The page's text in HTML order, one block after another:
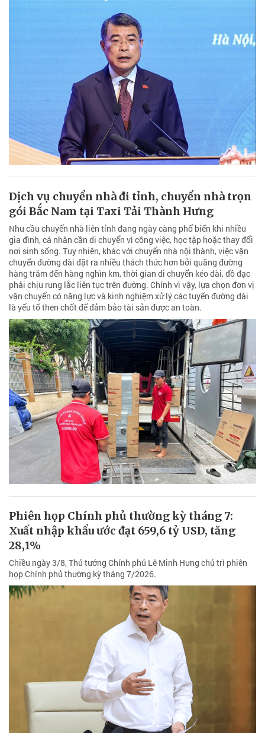
Dịch vụ chuyển nhà đi tỉnh, chuyển nhà trọn
gói Bắc Nam tại Taxi Tải Thành Hưng
Nhu cầu chuyển nhà liên tỉnh đang ngày càng phổ biến khi nhiều
gia đình, cá nhân cần di chuyển vì công việc, học tập hoặc thay đổi
nơi sinh sống. Tuy nhiên, khác với chuyển nhà nội thành, việc vận
chuyển đường dài đặt ra nhiều thách thức hơn bởi quãng đường
hàng trăm đến hàng nghìn km, thời gian di chuyển kéo dài, đồ đạc
phải chịu rung lắc liên tục trên đường. Chính vì vậy, lựa chọn đơn vị
vận chuyển có năng lực và kinh nghiệm xử lý các tuyến đường dài
là yếu tố then chốt để đảm bảo tài sản được an toàn.
Phiên họp Chính phủ thường kỳ tháng 7:
Xuất nhập khẩu ước đạt 659,6 tỷ USD, tăng
28,1%
Chiều ngày 3/8, Thủ tướng Chính phủ Lê Minh Hưng chủ trì phiên
họp Chính phủ thường kỳ tháng 7/2026.